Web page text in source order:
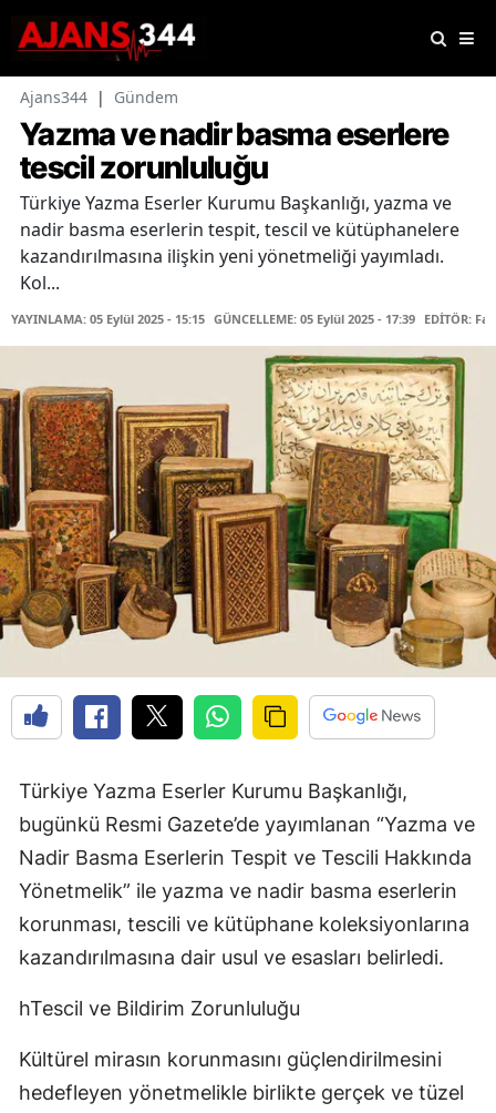
Ajans344 | Gündem
Yazma ve nadir basma eserlere
tescil zorunluluğu
Türkiye Yazma Eserler Kurumu Başkanlığı, yazma ve
nadir basma eserlerin tespit, tescil ve kütüphanelere
kazandırılmasına ilişkin yeni yönetmeliği yayımladı.
Kol...
YAYINLAMA: 05 Eylül 2025 - 15:15 GÜNCELLEME: 05 Eylül 2025 - 17:39 EDİTÖR:
Türkiye Yazma Eserler Kurumu Başkanlığı,
bugünkü Resmi Gazete’de yayımlanan “Yazma ve
Nadir Basma Eserlerin Tespit ve Tescili Hakkında
Yönetmelik” ile yazma ve nadir basma eserlerin
korunması, tescili ve kütüphane koleksiyonlarına
kazandırılmasına dair usul ve esasları belirledi.
hTescil ve Bildirim Zorunluluğu
Kültürel mirasın korunmasını güçlendirilmesini
hedefleyen yönetmelikle birlikte gerçek ve tüzel